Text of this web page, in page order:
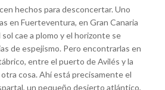
hechos para desconcertar. Uno
en Fuerteventura, en Gran Canaria
cae a plomo y el horizonte se
de espejismo. Pero encontrarlas en
entre el puerto de Avilés y la
otra cosa. Ahí está precisamente el
un pequeño desierto atlántico,